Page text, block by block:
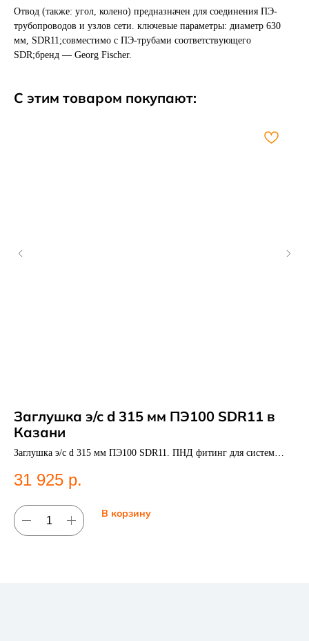
Отвод (также: угол, колено) предназначен для соединения ПЭ-
трубопроводов и узлов сети. ключевые параметры: диаметр 630
мм, SDR11;совместимо с ПЭ-трубами соответствующего
SDR;бренд — Georg Fischer.
С этим товаром покупают:
Заглушка э/с d 315 мм ПЭ100 SDR11 в
Казани
Заглушка э/с d 315 мм ПЭ100 SDR11. ПНД фитинг для систем
31 925 р.
В корзину